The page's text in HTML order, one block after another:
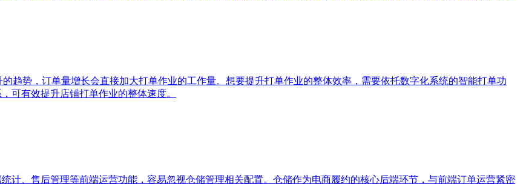
趋势，订单量增长会直接加大打单作业的工作量。想要提升打单作业的整体效率，需要依托数字化系统的智能打单功
可有效提升店铺打单作业的整体速度。
计、售后管理等前端运营功能，容易忽视仓储管理相关配置。仓储作为电商履约的核心后端环节，与前端订单运营紧密